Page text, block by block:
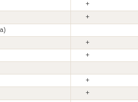
+
+
+
+
+
+